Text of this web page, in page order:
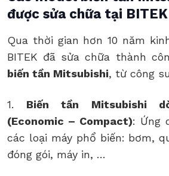
được sửa chữa tại BITEK
Qua thời gian hơn 10 năm
BITEK đã sửa chữa thành
biến tần Mitsubishi, từ công
1. Biến tần Mitsubishi
(Economic – Compact): Ứng
các loại máy phổ biến: bơm,
đóng gói, máy in, …